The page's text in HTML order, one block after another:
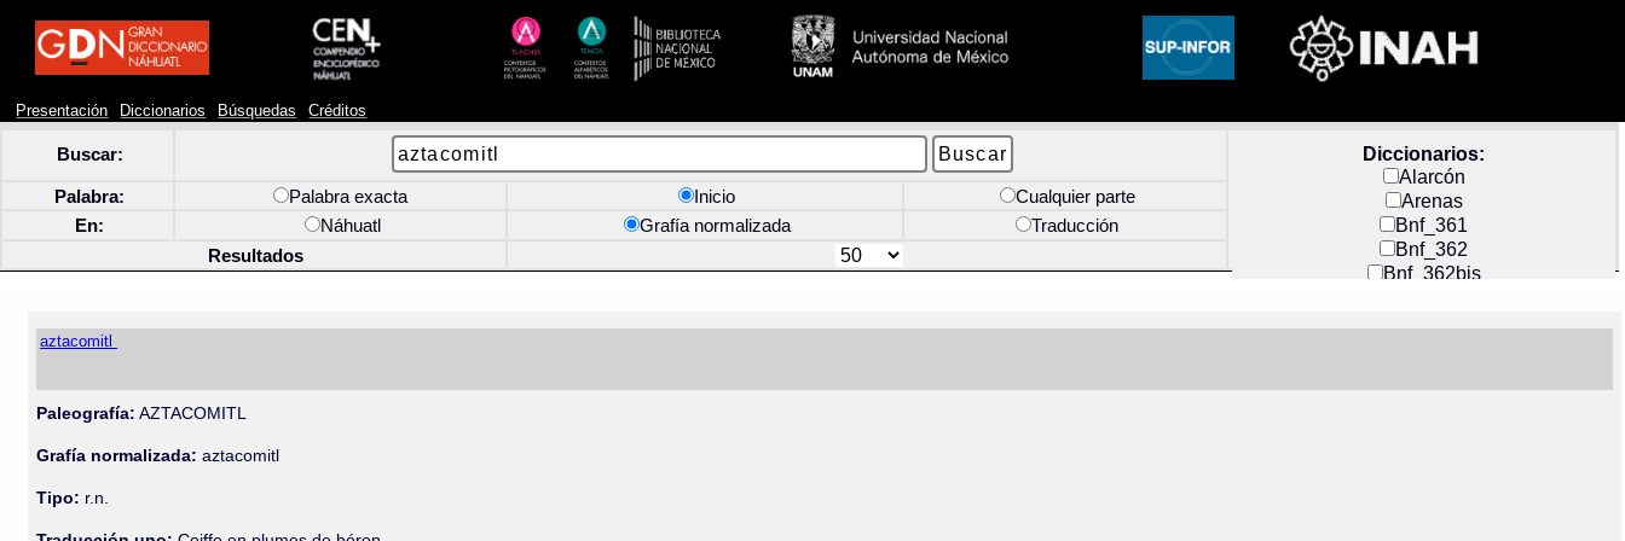
Presentación Diccionarios Búsquedas Créditos
Buscar:
Diccionarios:
Alarcón
Arenas
Bnf_361
Bnf_362
Bnf_362bis
Docs_México
Palabra: Palabra exacta Inicio
Cualquier parte
En:
Náhuatl Grafía normalizada
Traducción
Resultados
aztacomitl
Paleografía: AZTACOMITL
Grafía normalizada: aztacomitl
Tipo: r.n.